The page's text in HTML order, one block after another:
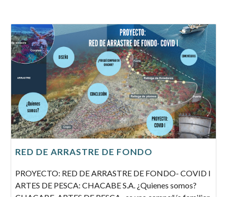
RED DE ARRASTRE DE FONDO
PROYECTO: RED DE ARRASTRE DE FONDO- COVID I
ARTES DE PESCA: CHACABE S.A. ¿Quienes somos?